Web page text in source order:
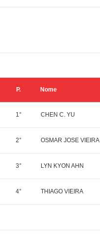
P. Nome
1° CHEN C. YU
2° OSMAR JOSE VIEIRA
3° LYN KYON AHN
4° THIAGO VIEIRA